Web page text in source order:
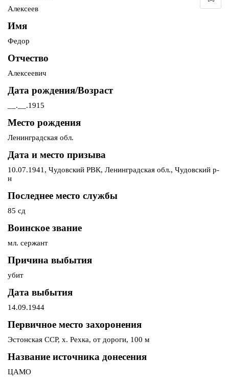
Алексеев
Имя
Федор
Отчество
Алексеевич
Дата рождения/Возраст
__.__.1915
Место рождения
Ленинградская обл.
Дата и место призыва
10.07.1941, Чудовский РВК, Ленинградская обл., Чудовский р-
н
Последнее место службы
85 сд
Воинское звание
мл. сержант
Причина выбытия
убит
Дата выбытия
14.09.1944
Первичное место захоронения
Эстонская ССР, х. Рехка, от дороги, 100 м
Название источника донесения
ЦАМО